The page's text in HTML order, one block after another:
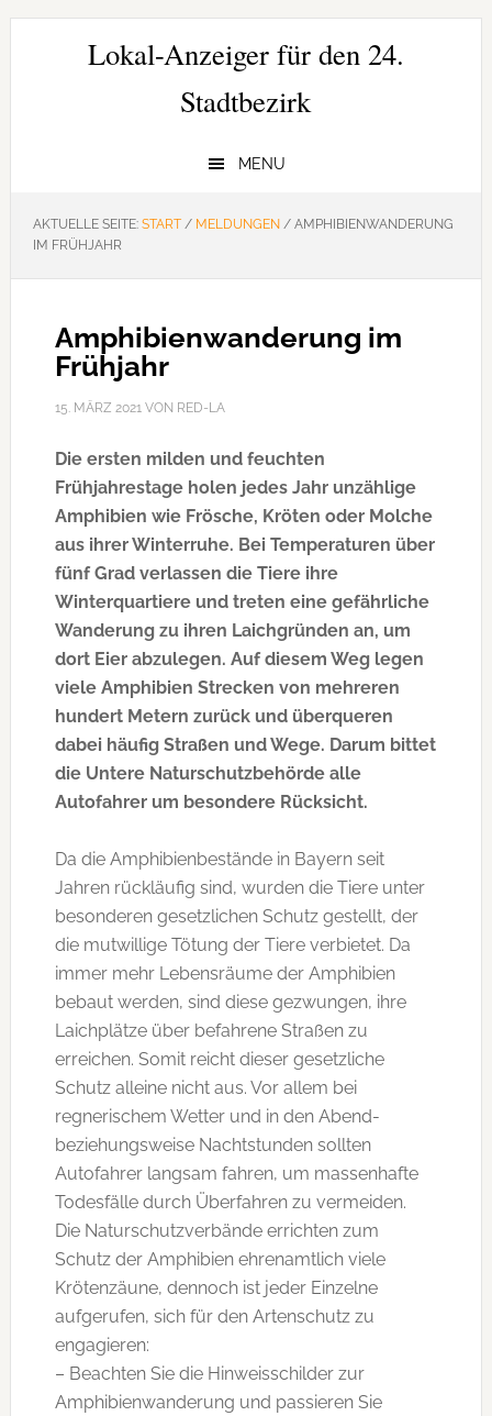
Zur
Hauptnavigation
Zum
Zur
SeitenspalteLokal-Anzeiger für den 24.
Stadtbezirk
MENU
AKTUELLE SEITE: START / MELDUNGEN /AMPHIBIENWANDERUNG
IM FRÜHJAHR
Amphibienwanderung im
Frühjahr
15. MÄRZ 2021VON RED-LA
Die ersten milden und feuchten
Frühjahrestage holen jedes Jahr unzählige
Amphibien wie Frösche, Kröten oder Molche
aus ihrer Winterruhe. Bei Temperaturen über
fünf Grad verlassen die Tiere ihre
Winterquartiere und treten eine gefährliche
Wanderung zu ihren Laichgründen an, um
dort Eier abzulegen. Auf diesem Weg legen
viele Amphibien Strecken von mehreren
hundert Metern zurück und überqueren
dabei häufig Straßen und Wege. Darum bittet
die Untere Naturschutzbehörde alle
Autofahrer um besondere Rücksicht.
Da die Amphibienbestände in Bayern seit
Jahren rückläufig sind, wurden die Tiere unter
besonderen gesetzlichen Schutz gestellt, der
die mutwillige Tötung der Tiere verbietet. Da
immer mehr Lebensräume der Amphibien
bebaut werden, sind diese gezwungen, ihre
Laichplätze über befahrene Straßen zu
erreichen. Somit reicht dieser gesetzliche
Schutz alleine nicht aus. Vor allem bei
regnerischem Wetter und in den Abend-
beziehungsweise Nachtstunden sollten
Autofahrer langsam fahren, um massenhafte
Todesfälle durch Überfahren zu vermeiden.
Die Naturschutzverbände errichten zum
Schutz der Amphibien ehrenamtlich viele
Krötenzäune, dennoch ist jeder Einzelne
aufgerufen, sich für den Artenschutz zu
engagieren:
– Beachten Sie die Hinweisschilder zur
Amphibienwanderung und passieren Sie